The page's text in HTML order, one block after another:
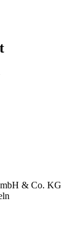
& Co. KG